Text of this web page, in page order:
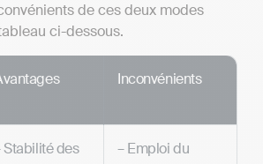
de ces deux modes
ci-dessous.
Inconvénients
Stabilité des
– Emploi du